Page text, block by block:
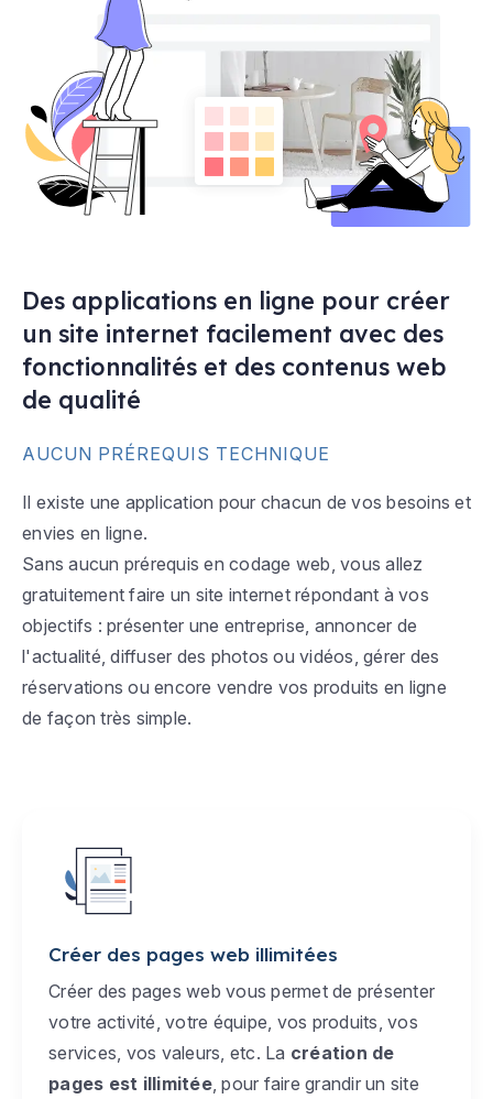
Des applications en ligne pour créer
un site internet facilement avec des
fonctionnalités et des contenus web
de qualité
AUCUN PRÉREQUIS TECHNIQUE
Il existe une application pour chacun de vos besoins et
envies en ligne.
Sans aucun prérequis en codage web, vous allez
gratuitement faire un site internet répondant à vos
objectifs : présenter une entreprise, annoncer de
l'actualité, diffuser des photos ou vidéos, gérer des
réservations ou encore vendre vos produits en ligne
de façon très simple.
Créer des pages web illimitées
Créer des pages web vous permet de présenter
votre activité, votre équipe, vos produits, vos
services, vos valeurs, etc. La création de
pages est illimitée, pour faire grandir un site